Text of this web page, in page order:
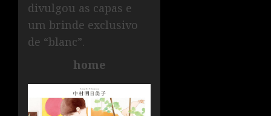
divulgou as capas e
um brinde exclusivo
de “blanc”.
home